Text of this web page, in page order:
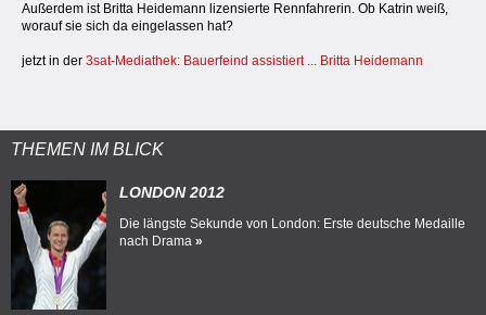
Außerdem ist Britta Heidemann lizensierte Rennfahrerin. Ob Katrin weiß,
worauf sie sich da eingelassen hat?
jetzt in der 3sat-Mediathek: Bauerfeind assistiert ... Britta Heidemann
THEMEN IM BLICK
LONDON 2012
Die längste Sekunde von London: Erste deutsche Medaille
nach Drama »